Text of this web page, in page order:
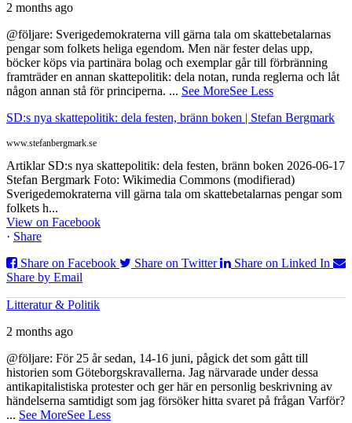
2 months ago
@följare: Sverigedemokraterna vill gärna tala om skattebetalarnas
pengar som folkets heliga egendom. Men när fester delas upp,
böcker köps via partinära bolag och exemplar går till förbränning
framträder en annan skattepolitik: dela notan, runda reglerna och låt
någon annan stå för principerna. ... See MoreSee Less
SD:s nya skattepolitik: dela festen, bränn boken | Stefan Bergmark
www.stefanbergmark.se
Artiklar SD:s nya skattepolitik: dela festen, bränn boken 2026-06-17
Stefan Bergmark Foto: Wikimedia Commons (modifierad)
Sverigedemokraterna vill gärna tala om skattebetalarnas pengar som
folkets h...
View on Facebook
· Share
Share on Facebook
Share on Twitter
Share on Linked In
Share by Email
Litteratur & Politik
2 months ago
@följare: För 25 år sedan, 14-16 juni, pågick det som gått till
historien som Göteborgskravallerna. Jag närvarade under dessa
antikapitalistiska protester och ger här en personlig beskrivning av
händelserna samtidigt som jag försöker hitta svaret på frågan Varför?
... See MoreSee Less